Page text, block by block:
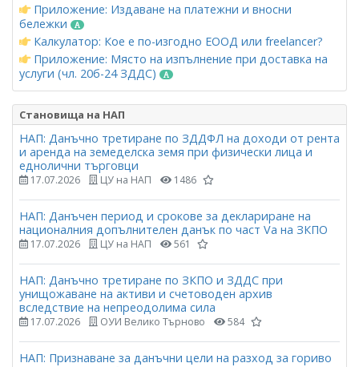
Приложение: Издаване на платежни и вносни
бележки
Калкулатор: Кое е по-изгодно ЕООД или freelancer?
Приложение: Място на изпълнение при доставка на
услуги (чл. 20б-24 ЗДДС)
Становища на НАП
НАП: Данъчно третиране по ЗДДФЛ на доходи от рента
и аренда на земеделска земя при физически лица и
еднолични търговци
17.07.2026 ЦУ на НАП 1486
НАП: Данъчен период и срокове за деклариране на
националния допълнителен данък по част Vа на ЗКПО
17.07.2026 ЦУ на НАП 561
НАП: Данъчно третиране по ЗКПО и ЗДДС при
унищожаване на активи и счетоводен архив
вследствие на непреодолима сила
17.07.2026 ОУИ Велико Търново 584
НАП: Признаване за данъчни цели на разход за гориво